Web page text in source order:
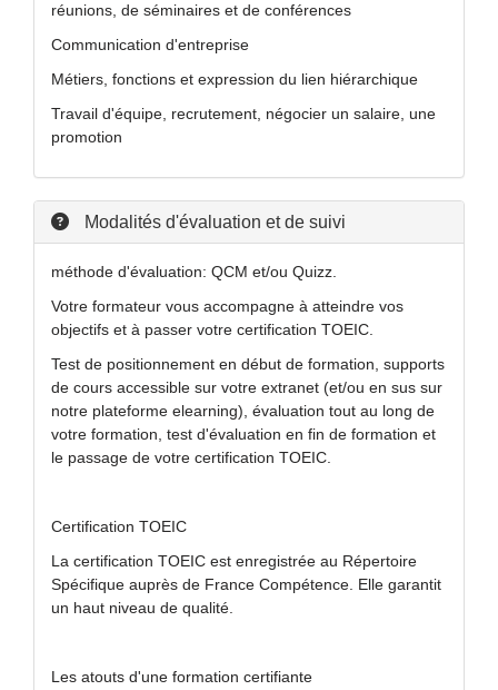
réunions, de séminaires et de conférences
Communication d'entreprise
Métiers, fonctions et expression du lien hiérarchique
Travail d'équipe, recrutement, négocier un salaire, une
promotion
Modalités d'évaluation et de suivi
méthode d'évaluation: QCM et/ou Quizz.
Votre formateur vous accompagne à atteindre vos
objectifs et à passer votre certification TOEIC.
Test de positionnement en début de formation, supports
de cours accessible sur votre extranet (et/ou en sus sur
notre plateforme elearning), évaluation tout au long de
votre formation, test d'évaluation en fin de formation et
le passage de votre certification TOEIC.
Certification TOEIC
La certification TOEIC est enregistrée au Répertoire
Spécifique auprès de France Compétence. Elle garantit
un haut niveau de qualité.
Les atouts d'une formation certifiante